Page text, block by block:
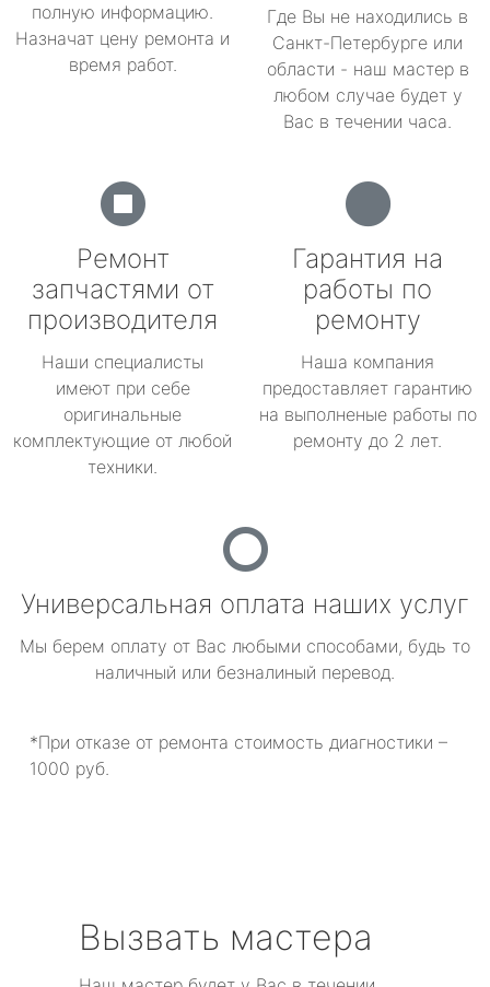
полную информацию.
Назначат цену ремонта и
время работ.
Где Вы не находились в
Санкт-Петербурге или
области - наш мастер в
любом случае будет у
Вас в течении часа.
Ремонт
запчастями от
производителя
Наши специалисты
имеют при себе
оригинальные
комплектующие от любой
техники.
Гарантия на
работы по
ремонту
Наша компания
предоставляет гарантию
на выполненые работы по
ремонту до 2 лет.
Универсальная оплата наших услуг
Мы берем оплату от Вас любыми способами, будь то
наличный или безналиный перевод.
*При отказе от ремонта стоимость диагностики –
1000 руб.
Вызвать мастера